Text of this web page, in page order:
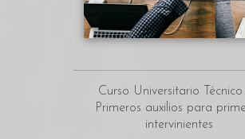
Curso Universitario Técnico
Primeros auxilios para
intervinientes